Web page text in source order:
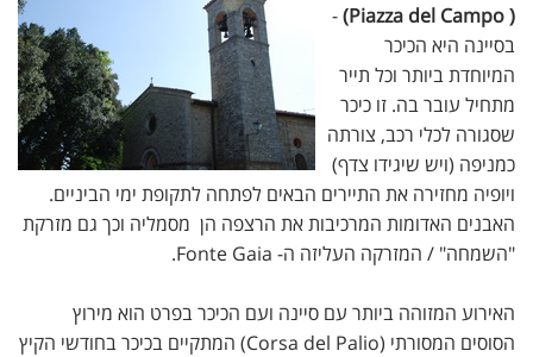
( Piazza del Campo)
-
בסיינה היא הכיכר
המיוחדת ביותר וכל תייר
מתחיל עובר בה. זו כיכר
שסגורה לכלי רכב, צורתה
כמניפה (ויש שיגידו צדף)
ויופיה מחזירה את התיירים הבאים לפתחה לתקופת ימי הביניים.
האבנים האדומות המרכיבות את הרצפה הן מסמליה וכך גם מזרקת
"השמחה" / המזרקה העליזה ה- Fonte Gaia.
האירוע המזוהה ביותר עם סיינה ועם הכיכר בפרט הוא מירוץ
הסוסים המסורתי (Corsa del Palio) המתקיים בכיכר בחודשי הקיץ